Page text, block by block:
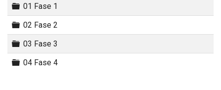
Carpeta
01 Fase 1
Carpeta
02 Fase 2
Carpeta
03 Fase 3
Carpeta
04 Fase 4